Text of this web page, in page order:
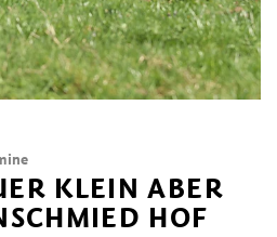
KLEIN ABER
HOF